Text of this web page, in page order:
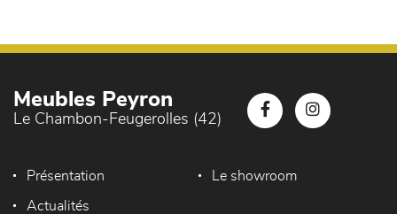
Meubles Peyron
Le Chambon-Feugerolles (42)
Présentation Le showroom
Actualités